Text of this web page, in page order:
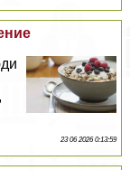
23 06 2026 0:13:59